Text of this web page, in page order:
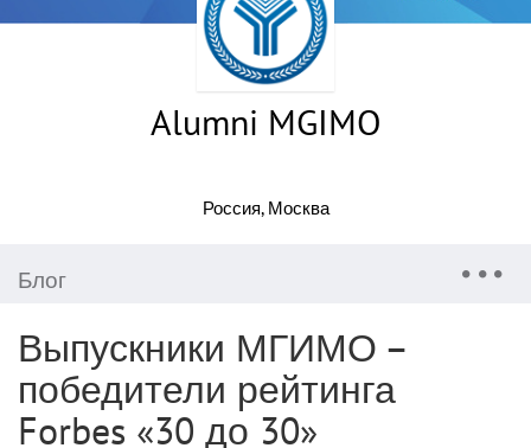
Alumni MGIMO
Россия, Москва
Блог
Выпускники МГИМО –
победители рейтинга
Forbes «30 до 30»